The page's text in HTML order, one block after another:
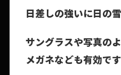
日差しの強いに日の
サングラスや写真の
メガネなども有効です